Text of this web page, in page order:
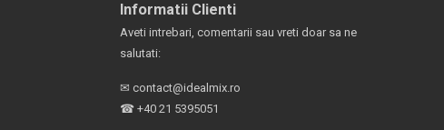
Informatii Clienti
Aveti intrebari, comentarii sau vreti doar sa ne
salutati:
✉ contact@idealmix.ro
☎ +40 21 5395051